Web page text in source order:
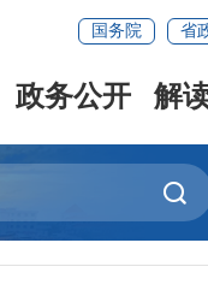
国务院 省
政务公开 解